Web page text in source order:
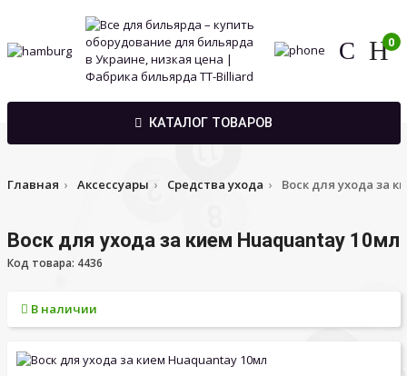
0
КАТАЛОГ ТОВАРОВ
Главная Аксессуары Средства ухода Воск для ухода за
Воск для ухода за кием Huaquantay 10мл
Код товара: 4436
В наличии